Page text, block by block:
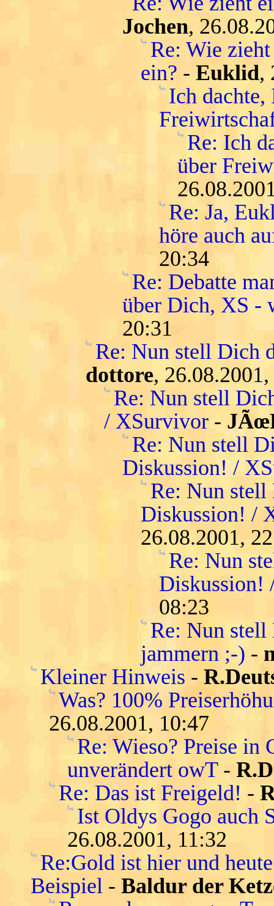
Jochen,
Re: Wie
ein? - Euklid,
Ich dachte,
Re: Ich
über
Re: Ja,
höre auch
20:34
Re: Debatte
über Dich, XS -
20:31
Re: Nun stell Dich
dottore,
Re: Nun stell
/ XSurvivor -
Re: Nun stell
Diskussion! /
Re: Nun
Diskussion! /
26.08.2001,
Re: Nun
Diskussion!
08:23
Re: Nun
jammern ;-) -
Kleiner Hinweis -
Was? 100%
26.08.2001, 10:47
Re: Wieso? Preise
unverändert owT-
Re: Das ist Freigeld! -
Ist Oldys Gogo auch
26.08.2001, 11:32
Re:Gold ist hier und
Beispiel - Baldur der